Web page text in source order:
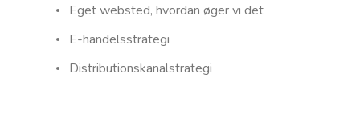
Eget websted, hvordan øger vi det
E-handelsstrategi
Distributionskanalstrategi